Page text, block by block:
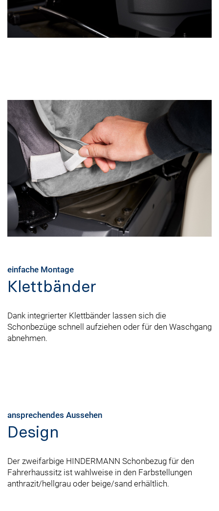
einfache Montage
Klettbänder
Dank integrierter Klettbänder lassen sich die
Schonbezüge schnell aufziehen oder für den Waschgang
abnehmen.
ansprechendes Aussehen
Design
Der zweifarbige HINDERMANN Schonbezug für den
Fahrerhaussitz ist wahlweise in den Farbstellungen
anthrazit/hellgrau oder beige/sand erhältlich.